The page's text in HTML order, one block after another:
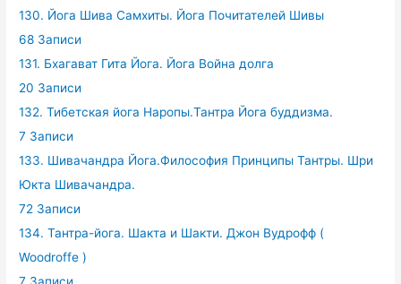
130. Йога Шива Самхиты. Йога Почитателей Шивы
68 Записи
131. Бхагават Гита Йога. Йога Война долга
20 Записи
132. Тибетская йога Наропы.Тантра Йога буддизма.
7 Записи
133. Шивачандра Йога.Философия Принципы Тантры. Шри
Юкта Шивачандра.
72 Записи
134. Тантра-йога. Шакта и Шакти. Джон Вудрофф (
Woodroffe )